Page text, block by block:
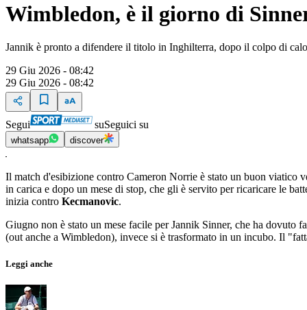
Wimbledon, è il giorno di
Jannik è pronto a difendere il titolo in Inghilterra, dopo il colpo di
29 Giu 2026 - 08:42
29 Giu 2026 - 08:42
Segui suSeguici su
whatsapp discover
Il match d'esibizione contro Cameron Norrie è stato un buon viatico
in carica e dopo un mese di stop, che gli è servito per ricaricare le
inizia contro Kecmanovic.
Giugno non è stato un mese facile per Jannik Sinner, che ha dovuto
(out anche a Wimbledon), invece si è trasformato in un incubo. Il
Leggi anche